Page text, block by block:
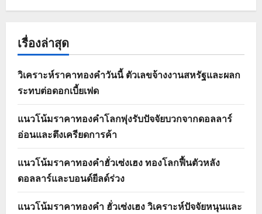
เรื่องล่าสุด
วิเคราะห์ราคาทองคำวันนี้ ตัวเลขจ้างงานสหรัฐและผลก
ระทบต่อดอกเบี้ยเฟด
แนวโน้มราคาทองคำโลกพุ่งรับปัจจัยบวกจากดอลลาร์
อ่อนและตึงเครียดการค้า
แนวโน้มราคาทองคำฮั่วเซ่งเฮง ทองโลกฟื้นตัวหลัง
ดอลลาร์และบอนด์ยีลด์ร่วง
แนวโน้มราคาทองคำ ฮั่วเซ่งเฮง วิเคราะห์ปัจจัยหนุนและ